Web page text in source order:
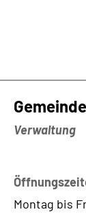
Verwaltung
Montag bis